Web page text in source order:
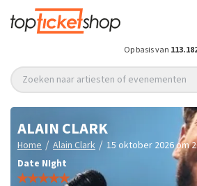
Op basis van
Zoeken naar artiesten of evenementen
ALAIN CLARK
Home / Alain Clark / 15 oktober 2026 om
Date NIght